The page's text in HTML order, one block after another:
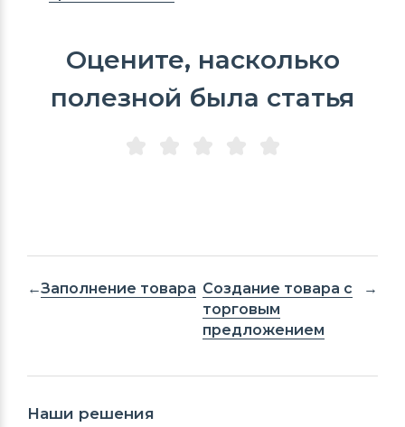
Оцените, насколько
полезной была статья
Заполнение товара Создание товара с
торговым
предложением
Наши решения